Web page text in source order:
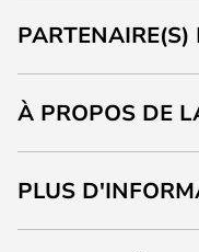
À PROPOS DE
PLUS